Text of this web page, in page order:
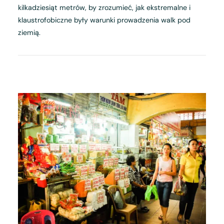
kilkadziesiąt metrów, by zrozumieć, jak ekstremalne i
klaustrofobiczne były warunki prowadzenia walk pod
ziemią.